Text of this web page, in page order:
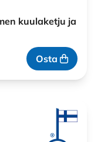
kuulaketju ja
Osta